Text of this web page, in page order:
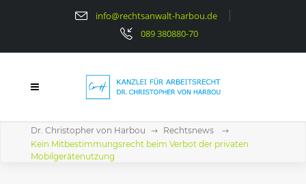
info@rechtsanwalt-harbou.de
089 380880-70
Dr. Christopher von Harbou
Rechtsnews
Kein Mitbestimmungsrecht beim Verbot der privaten
Mobilgerätenutzung